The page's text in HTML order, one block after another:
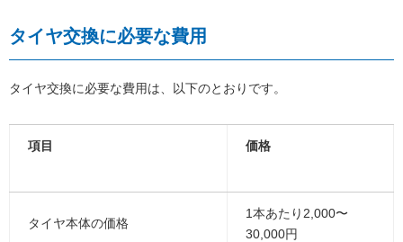
タイヤ交換に必要な費用
タイヤ交換に必要な費用は、以下のとおりです。
項目 価格
タイヤ本体の価格
1本あたり2,000〜
30,000円